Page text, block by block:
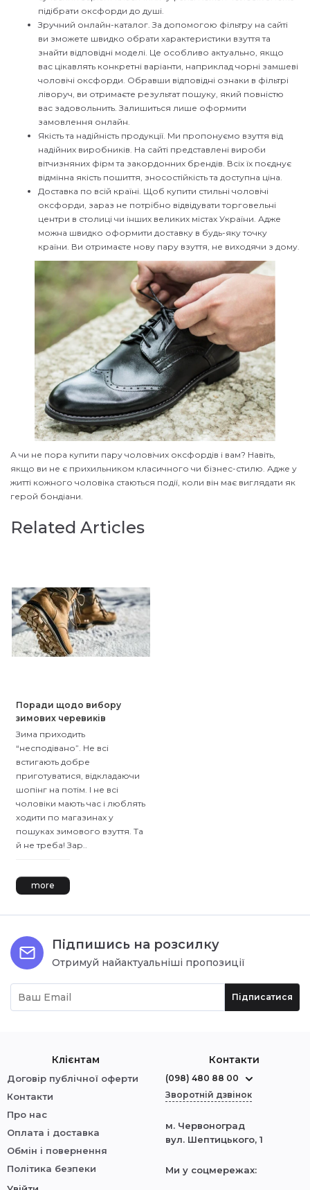
підібрати оксфорди до душі.
Зручний онлайн-каталог. За допомогою фільтру на сайті
ви зможете швидко обрати характеристики взуття та
знайти відповідні моделі. Це особливо актуально, якщо
вас цікавлять конкретні варіанти, наприклад чорні замшеві
чоловічі оксфорди. Обравши відповідні ознаки в фільтрі
ліворуч, ви отримаєте результат пошуку, який повністю
вас задовольнить. Залишиться лише оформити
замовлення онлайн.
Якість та надійність продукції. Ми пропонуємо взуття від
надійних виробників. На сайті представлені вироби
вітчизняних фірм та закордонних брендів. Всіх їх поєднує
відмінна якість пошиття, зносостійкість та доступна ціна.
Доставка по всій країні. Щоб купити стильні чоловічі
оксфорди, зараз не потрібно відвідувати торговельні
центри в столиці чи інших великих містах України. Адже
можна швидко оформити доставку в будь-яку точку
країни. Ви отримаєте нову пару взуття, не виходячи з дому.
А чи не пора купити пару чоловічих оксфордів і вам? Навіть,
якщо ви не є прихильником класичного чи бізнес-стилю. Адже у
житті кожного чоловіка стаються події, коли він має виглядати як
герой бондіани.
Related Articles
Поради щодо вибору
зимових черевиків
чоловічих
Зима приходить
“несподівано”. Не всі
встигають добре
приготуватися, відкладаючи
шопінг на потім. І не всі
чоловіки мають час і люблять
ходити по магазинах у
пошуках зимового взуття. Та
й не треба! Зар..
more
Підпишись на розсилку
Отримуй найактуальніші пропозиції
Підписатися
Клієнтам
Договір публічної оферти
Контакти
Про нас
Оплата і доставка
Обмін і повернення
Політика безпеки
Контакти
(098) 480 88 00
Зворотній дзвінок
м. Червоноград
вул. Шептицького, 1
Ми у соцмережах: